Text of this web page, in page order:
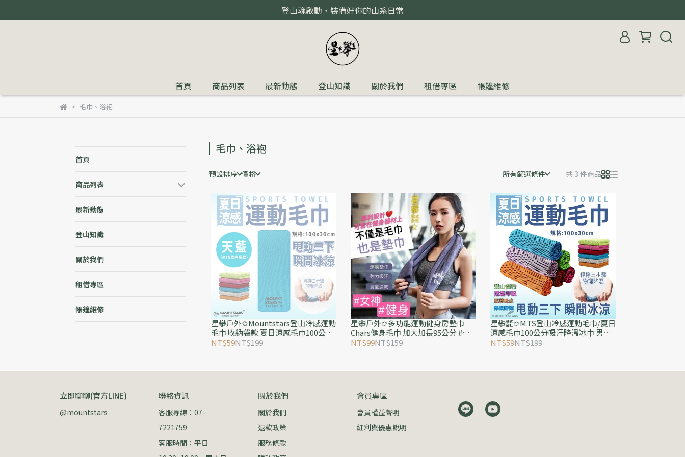
登山魂啟動，裝備好你的山系日常
首頁 商品列表 最新動態 登山知識 關於我們 租借專區 帳篷維修
毛巾、浴袍
首頁
商品列表
最新動態
登山知識
關於我們
租借專區
帳篷維修
毛巾、浴袍
預設排序 價格 所有篩選條件 共 3 件商品
星攀戶外✩Mountstars登山冷感運動
毛巾 收納袋款 夏日涼感毛巾100公分
吸汗降溫冰巾 男女跑步健身
NT$59NT$199
星攀戶外✩多功能運動健身房墊巾
Chars健身毛巾 加大加長95公分 #網
紅款 抗菌速乾 健身墊+器材墊 跑步吸
NT$99NT$159
星攀㍿✩MTS登山冷感運動毛巾/夏日
涼感毛巾100公分吸汗降溫冰巾 男女
跑步健身 加長速乾 擦汗 冰毛巾 多種
NT$59NT$199
立即聊聊(官方LINE)
@mountstars
聯絡資訊
客服專線：07-
7221759
客服時間：平日
關於我們
關於我們
退款政策
服務條款
會員專區
會員權益聲明
紅利與優惠說明